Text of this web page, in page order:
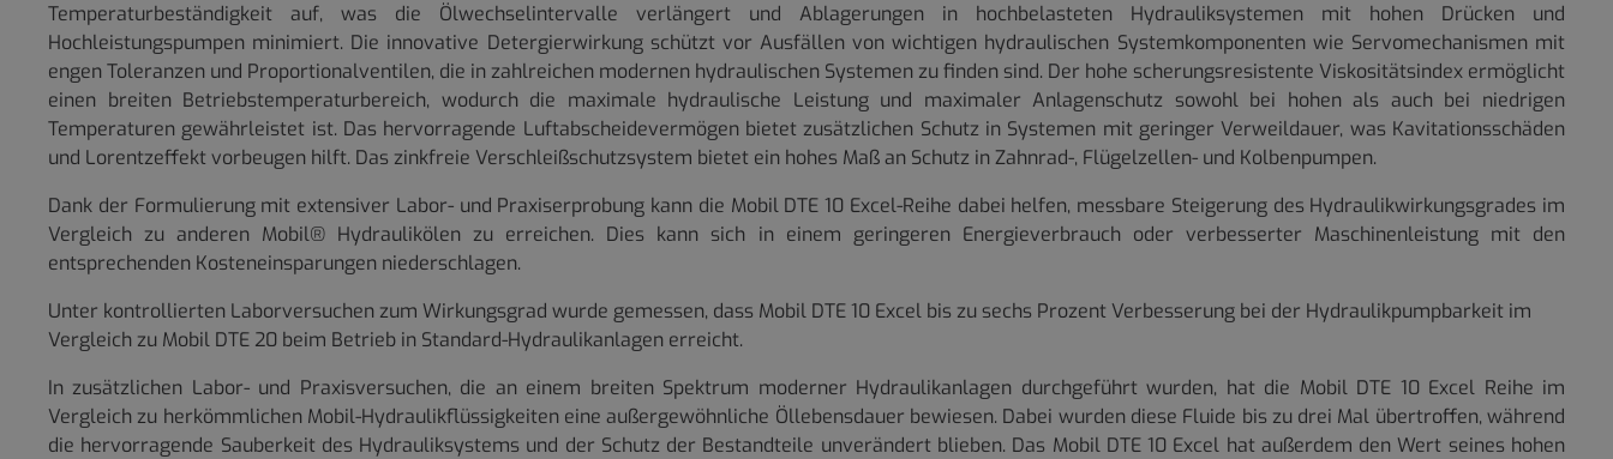
Temperaturbeständigkeit auf, was die Ölwechselintervalle verlängert und Ablagerungen in hochbelasteten Hydrauliksystemen mit hohen Drücken und
Hochleistungspumpen minimiert. Die innovative Detergierwirkung schützt vor Ausfällen von wichtigen hydraulischen Systemkomponenten wie Servomechanismen mit
engen Toleranzen und Proportionalventilen, die in zahlreichen modernen hydraulischen Systemen zu finden sind. Der hohe scherungsresistente Viskositätsindex ermöglicht
einen breiten Betriebstemperaturbereich, wodurch die maximale hydraulische Leistung und maximaler Anlagenschutz sowohl bei hohen als auch bei niedrigen
Temperaturen gewährleistet ist. Das hervorragende Luftabscheidevermögen bietet zusätzlichen Schutz in Systemen mit geringer Verweildauer, was Kavitationsschäden
und Lorentzeffekt vorbeugen hilft. Das zinkfreie Verschleißschutzsystem bietet ein hohes Maß an Schutz in Zahnrad-, Flügelzellen- und Kolbenpumpen.
Dank der Formulierung mit extensiver Labor- und Praxiserprobung kann die Mobil DTE 10 Excel-Reihe dabei helfen, messbare Steigerung des Hydraulikwirkungsgrades im
Vergleich zu anderen Mobil® Hydraulikölen zu erreichen. Dies kann sich in einem geringeren Energieverbrauch oder verbesserter Maschinenleistung mit den
entsprechenden Kosteneinsparungen niederschlagen.
Unter kontrollierten Laborversuchen zum Wirkungsgrad wurde gemessen, dass Mobil DTE 10 Excel bis zu sechs Prozent Verbesserung bei der Hydraulikpumpbarkeit im
Vergleich zu Mobil DTE 20 beim Betrieb in Standard-Hydraulikanlagen erreicht.
In zusätzlichen Labor- und Praxisversuchen, die an einem breiten Spektrum moderner Hydraulikanlagen durchgeführt wurden, hat die Mobil DTE 10 Excel Reihe im
Vergleich zu herkömmlichen Mobil-Hydraulikflüssigkeiten eine außergewöhnliche Öllebensdauer bewiesen. Dabei wurden diese Fluide bis zu drei Mal übertroffen, während
die hervorragende Sauberkeit des Hydrauliksystems und der Schutz der Bestandteile unverändert blieben. Das Mobil DTE 10 Excel hat außerdem den Wert seines hohen